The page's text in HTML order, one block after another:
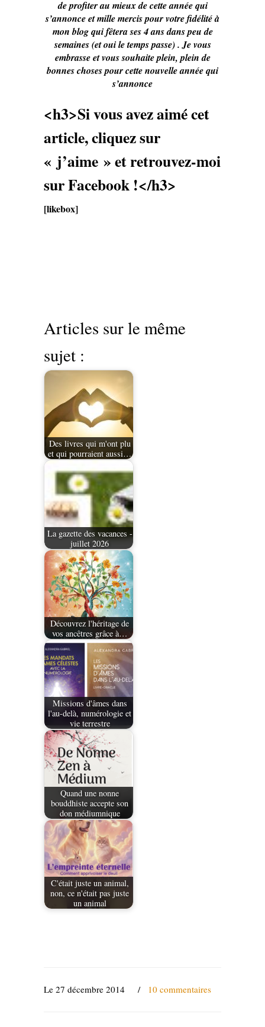
de profiter au mieux de cette année qui
s’annonce et mille mercis pour votre fidélité à
mon blog qui fêtera ses 4 ans dans peu de
semaines (et oui le temps passe) . Je vous
embrasse et vous souhaite plein, plein de
bonnes choses pour cette nouvelle année qui
s’annonce
<h3>Si vous avez aimé cet
article, cliquez sur
« j’aime » et retrouvez-moi
sur Facebook !</h3>
[likebox]
Articles sur le même
sujet :
Des livres qui m'ont plu
et qui pourraient aussi…
La gazette des vacances -
juillet 2026
Découvrez l'héritage de
vos ancêtres grâce à…
Missions d'âmes dans
l'au-delà, numérologie et
vie terrestre
Quand une nonne
bouddhiste accepte son
don médiumnique
C'était juste un animal,
non, ce n'était pas juste
un animal
Le 27 décembre 2014 / 10 commentaires